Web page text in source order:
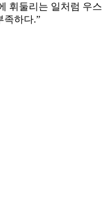
휘둘리는 일처럼 우스
족하다.”